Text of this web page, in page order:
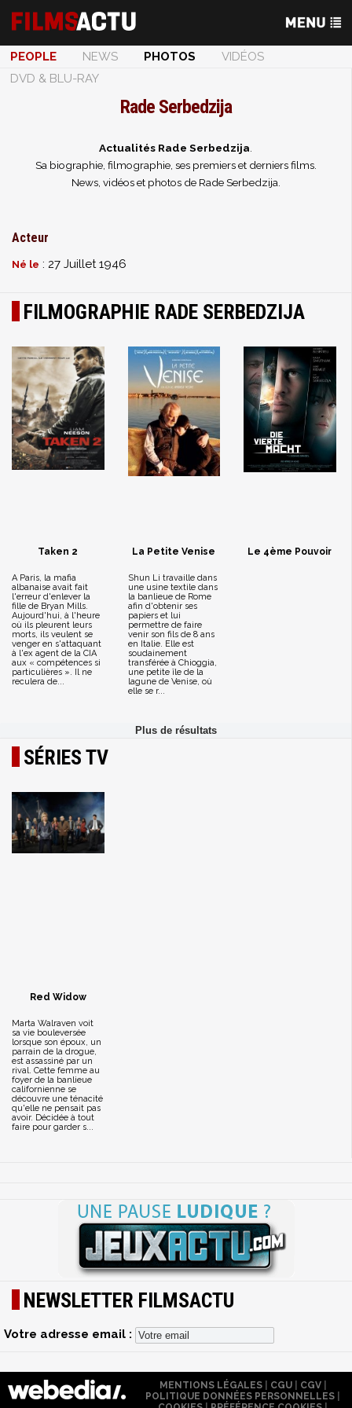
PEOPLE NEWS PHOTOS
VIDÉOS
DVD & BLU-RAY
Rade Serbedzija
Actualités Rade Serbedzija
Sa biographie, filmographie, ses premiers et derniers films.
News, vidéos et photos de Rade Serbedzija.
Acteur
Né le : 27 Juillet 1946
FILMOGRAPHIE RADE SERBEDZIJA
Taken 2
A Paris, la mafia
albanaise avait fait
l'erreur d'enlever la
fille de Bryan Mills.
Aujourd'hui, à l'heure
où ils pleurent leurs
morts, ils veulent se
venger en s'attaquant
à l'ex agent de la CIA
aux « compétences si
particulières ». Il ne
reculera de...
La Petite Venise
Shun Li travaille dans
une usine textile dans
la banlieue de Rome
afin d'obtenir ses
papiers et lui
permettre de faire
venir son fils de 8 ans
en Italie. Elle est
soudainement
transférée à Chioggia,
une petite île de la
lagune de Venise, où
elle se r...
Le 4ème Pouvoir
SÉRIES TV
Red Widow
Marta Walraven voit
sa vie bouleversée
lorsque son époux, un
parrain de la drogue,
est assassiné par un
rival. Cette femme au
foyer de la banlieue
californienne se
découvre une ténacité
qu'elle ne pensait pas
avoir. Décidée à tout
faire pour garder s...
NEWSLETTER FILMSACTU
Votre adresse email :
MENTIONS LÉGALES| CGU| CGV|
POLITIQUE DONNÉES PERSONNELLES